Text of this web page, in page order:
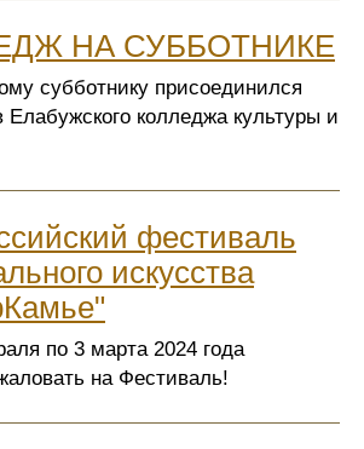
НА СУББОТНИКЕ
субботнику присоединился
Елабужского колледжа культуры и
фестиваль
искусства
по 3 марта 2024 года
на Фестиваль!